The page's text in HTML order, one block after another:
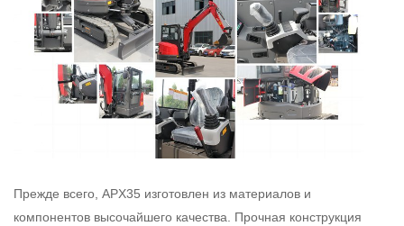
Прежде всего, APX35 изготовлен из материалов и
компонентов высочайшего качества. Прочная конструкция